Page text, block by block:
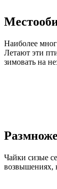
Наиболее
Летают эти
зимовать на
Чайки сизые
возвышениях,